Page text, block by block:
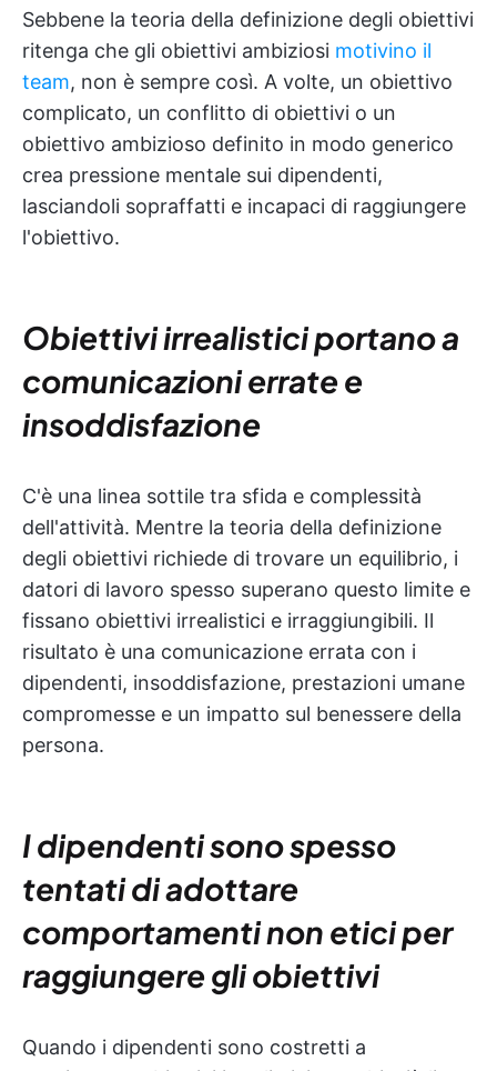
Sebbene la teoria della definizione degli obiettivi
ritenga che gli obiettivi ambiziosi motivino il
team, non è sempre così. A volte, un obiettivo
complicato, un conflitto di obiettivi o un
obiettivo ambizioso definito in modo generico
crea pressione mentale sui dipendenti,
lasciandoli sopraffatti e incapaci di raggiungere
l'obiettivo.
Obiettivi irrealistici portano a
comunicazioni errate e
insoddisfazione
C'è una linea sottile tra sfida e complessità
dell'attività. Mentre la teoria della definizione
degli obiettivi richiede di trovare un equilibrio, i
datori di lavoro spesso superano questo limite e
fissano obiettivi irrealistici e irraggiungibili. Il
risultato è una comunicazione errata con i
dipendenti, insoddisfazione, prestazioni umane
compromesse e un impatto sul benessere della
persona.
I dipendenti sono spesso
tentati di adottare
comportamenti non etici per
raggiungere gli obiettivi
Quando i dipendenti sono costretti a